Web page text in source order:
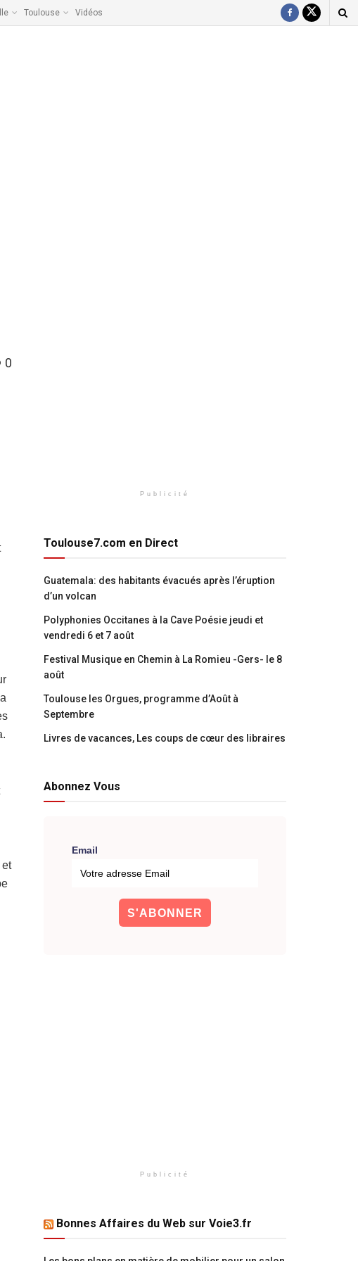
Toulouse Vidéos
0
et
Publicité
Toulouse7.com en Direct
Guatemala: des habitants évacués après l’éruption
d’un volcan
Polyphonies Occitanes à la Cave Poésie jeudi et
vendredi 6 et 7 août
Festival Musique en Chemin à La Romieu -Gers- le 8
août
Toulouse les Orgues, programme d’Août à
Septembre
Livres de vacances, Les coups de cœur des libraires
Abonnez Vous
Email
Publicité
Bonnes Affaires du Web sur Voie3.fr